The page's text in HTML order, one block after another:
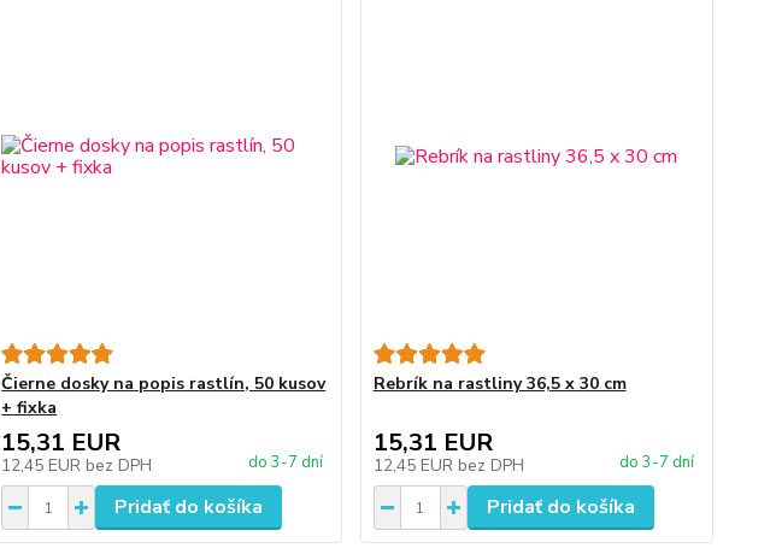
Čierne dosky na popis rastlín, 50 kusov
+ fixka
15,31 EUR
12,45 EUR bez DPH do 3-7 dní
Pridať do košíka
Rebrík na rastliny 36,5 x 30 cm
15,31 EUR
12,45 EUR bez DPH do 3-7 dní
Pridať do košíka